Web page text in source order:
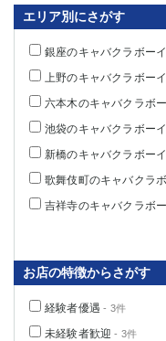
エリア別にさがす
銀座のキャバクラボー
上野のキャバクラボー
六本木のキャバクラボ
池袋のキャバクラボー
新橋のキャバクラボー
歌舞伎町のキャバクラ
吉祥寺のキャバクラボ
お店の特徴からさがす
経験者優遇 - 3件
未経験者歓迎 - 3件